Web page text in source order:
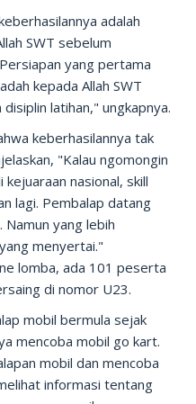
adalah
SWT sebelum
yang pertama
kepada Allah SWT
latihan," ungkapnya.
keberhasilannya tak
"Kalau ngomongin
nasional, skill
lagi. Pembalap datang
yang lebih
menyertai."
lomba, ada 101 peserta
di nomor U23.
mobil bermula sejak
mencoba mobil go kart.
mobil dan mencoba
informasi tentang